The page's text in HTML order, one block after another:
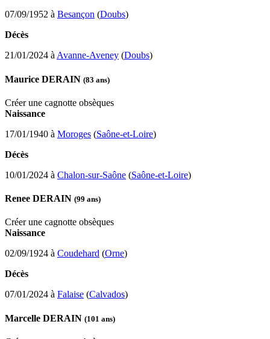
07/09/1952 à Besançon (Doubs)
Décès
21/01/2024 à Avanne-Aveney (Doubs)
Maurice DERAIN (83 ans)
Créer une cagnotte obsèques
Naissance
17/01/1940 à Moroges (Saône-et-Loire)
Décès
10/01/2024 à Chalon-sur-Saône (Saône-et-Loire)
Renee DERAIN (99 ans)
Créer une cagnotte obsèques
Naissance
02/09/1924 à Coudehard (Orne)
Décès
07/01/2024 à Falaise (Calvados)
Marcelle DERAIN (101 ans)